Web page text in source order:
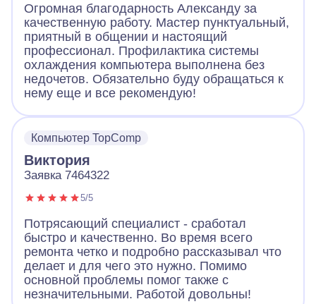
Огромная благодарность Александу за
качественную работу. Мастер пунктуальный,
приятный в общении и настоящий
профессионал. Профилактика системы
охлаждения компьютера выполнена без
недочетов. Обязательно буду обращаться к
нему еще и все рекомендую!
Компьютер TopComp
Виктория
Заявка 7464322
5/5
Потрясающий специалист - сработал
быстро и качественно. Во время всего
ремонта четко и подробно рассказывал что
делает и для чего это нужно. Помимо
основной проблемы помог также с
незначительными. Работой довольны!